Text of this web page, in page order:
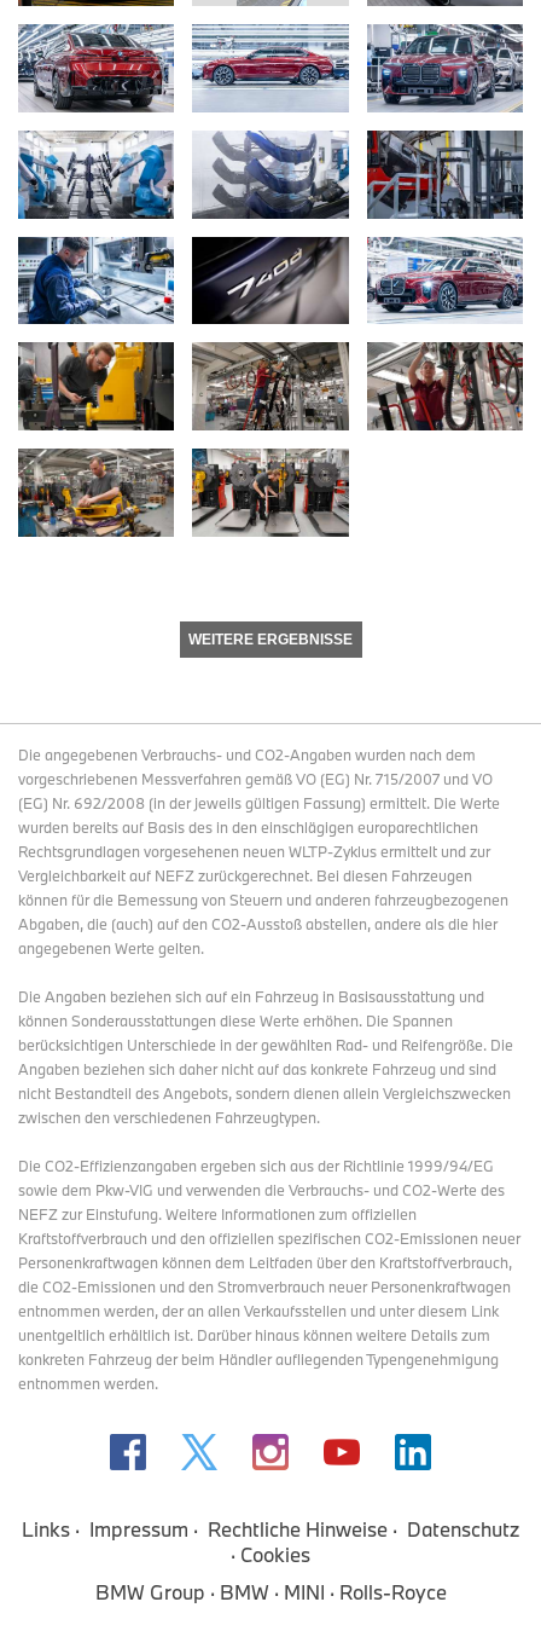
WEITERE ERGEBNISSE
Die angegebenen Verbrauchs- und CO2-Angaben wurden nach dem
vorgeschriebenen Messverfahren gemäß VO (EG) Nr. 715/2007 und VO
(EG) Nr. 692/2008 (in der jeweils gültigen Fassung) ermittelt. Die Werte
wurden bereits auf Basis des in den einschlägigen europarechtlichen
Rechtsgrundlagen vorgesehenen neuen WLTP-Zyklus ermittelt und zur
Vergleichbarkeit auf NEFZ zurückgerechnet. Bei diesen Fahrzeugen
können für die Bemessung von Steuern und anderen fahrzeugbezogenen
Abgaben, die (auch) auf den CO2-Ausstoß abstellen, andere als die hier
angegebenen Werte gelten.
Die Angaben beziehen sich auf ein Fahrzeug in Basisausstattung und
können Sonderausstattungen diese Werte erhöhen. Die Spannen
berücksichtigen Unterschiede in der gewählten Rad- und Reifengröße. Die
Angaben beziehen sich daher nicht auf das konkrete Fahrzeug und sind
nicht Bestandteil des Angebots, sondern dienen allein Vergleichszwecken
zwischen den verschiedenen Fahrzeugtypen.
Die CO2-Effizienzangaben ergeben sich aus der Richtlinie 1999/94/EG
sowie dem Pkw-VIG und verwenden die Verbrauchs- und CO2-Werte des
NEFZ zur Einstufung. Weitere Informationen zum offiziellen
Kraftstoffverbrauch und den offiziellen spezifischen CO2-Emissionen neuer
Personenkraftwagen können dem Leitfaden über den Kraftstoffverbrauch,
die CO2-Emissionen und den Stromverbrauch neuer Personenkraftwagen
entnommen werden, der an allen Verkaufsstellen und unter diesem Link
unentgeltlich erhältlich ist. Darüber hinaus können weitere Details zum
konkreten Fahrzeug der beim Händler aufliegenden Typengenehmigung
entnommen werden.
Links Impressum Rechtliche Hinweise
Datenschutz
Cookies
BMW Group
BMW MINI Rolls-Royce